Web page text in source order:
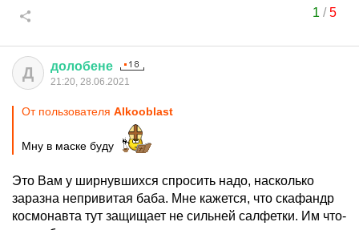
1 /5
Д долобене
21:20, 28.06.2021
От пользователя Alkooblast
Мну в маске буду
Это Вам у ширнувшихся спросить надо, насколько
заразна непривитая баба. Мне кажется, что скафандр
космонавта тут защищает не сильней салфетки. Им что-